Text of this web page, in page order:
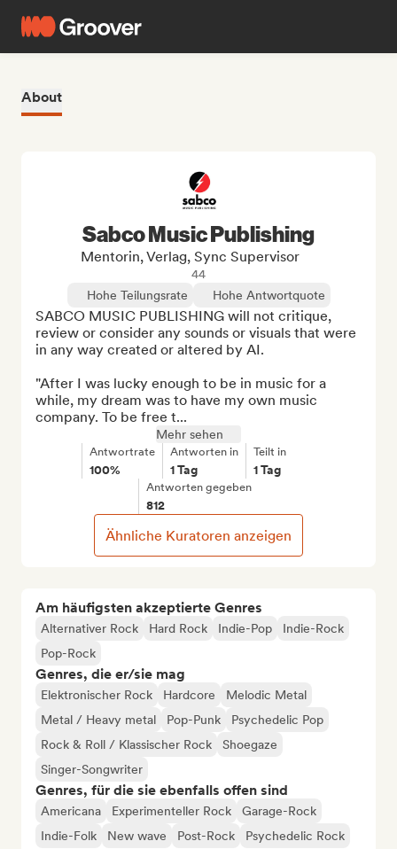
About
Am häufigsten akzeptierte Genres
Alternativer Rock Hard Rock Indie-Pop
Indie-Rock
Pop-Rock
Genres, die er/sie mag
Elektronischer Rock Hardcore
Melodic Metal
Metal / Heavy metal
Pop-Punk
Psychedelic Pop
Rock & Roll / Klassischer Rock
Shoegaze
Singer-Songwriter
Genres, für die sie ebenfalls offen sind
Americana Experimenteller Rock
Garage-Rock
Indie-Folk
New wave Post-Rock Psychedelic Rock
Sabco Music Publishing
Mentorin, Verlag, Sync Supervisor
44
Hohe Teilungsrate
Hohe Antwortquote
SABCO MUSIC PUBLISHING will not critique,
review or consider any sounds or visuals that were
in any way created or altered by AI.
"After I was lucky enough to be in music for a
while, my dream was to have my own music
company. To be free t...
Mehr sehen
Antwortrate
100%
Antworten in
1 Tag
Teilt in
1 Tag
Antworten gegeben
812
Ähnliche Kuratoren anzeigen